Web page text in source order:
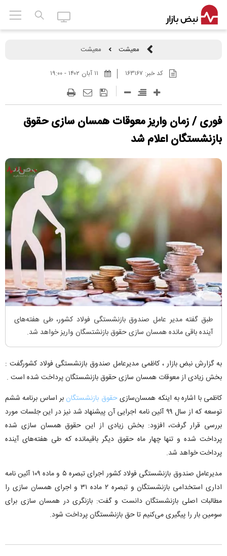
معیشت معیشت
کد خبر:۱۶۳۱۶۷
فوری / زمان واریز معوقات همسان سازی حقوق
بازنشستگان اعلام شد
طبق گفته مدیر عامل صندوق بازنشستگی فولاد کشور، طی هفته‌های
آینده باقی مانده همسان سازی حقوق بازنشتسگان واریز خواهد شد.
به گزارش نبض بازار ، کاظمی مدیرعامل صندوق بازنشستگی فولاد کشورگفت :
بخش زیادی از معوقات همسان سازی حقوق بازنشستگان پرداخت شده است .
کاظمی با اشاره به اینکه همسان‌سازیحقوق بازنشستگان بر اساس برنامه ششم
توسعه که از سال ۹۹ آئین نامه اجرایی آن پیشنهاد شد نیز در این جلسات مورد
بررسی قرار گرفت، افزود: بخش زیادی از این حقوق همسان سازی شده
پرداخت شده و تنها چهار ماه حقوق دیگر باقیمانده که طی هفته‌های آینده
پرداخت خواهد شد.
مدیرعامل صندوق بازنشستگی فولاد کشور اجرای تبصره ۵ و ماده ۱۰۹ آئین نامه
اداری استخدامی بازنشستگان و تبصره ۲ ماده ۳۱ و اجرای همسان سازی را
مطالبات اصلی بازنشستگان دانست و گفت: بازنگری در همسان سازی برای
سومین بار را پیگیری می‌کنیم تا حق بازنشستگان پرداخت شود.